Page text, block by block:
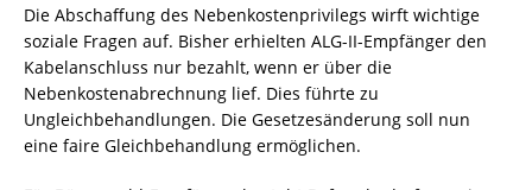
Die Abschaffung des Nebenkostenprivilegs wirft wichtige
soziale Fragen auf. Bisher erhielten ALG-II-Empfänger den
Kabelanschluss nur bezahlt, wenn er über die
Nebenkostenabrechnung lief. Dies führte zu
Ungleichbehandlungen. Die Gesetzesänderung soll nun
eine faire Gleichbehandlung ermöglichen.